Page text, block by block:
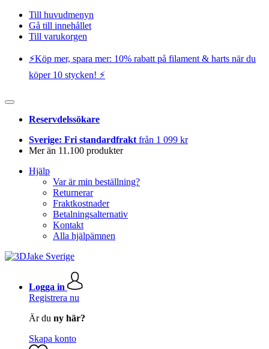
Till huvudmenyn
Gå till innehållet
Till varukorgen
⚡️Köp mer, spara mer: 10% rabatt på filament & harts när du
köper 10 stycken! ⚡️
Reservdelssökare
Sverige: Fri standardfrakt från 1 099 kr
Mer än 11.100 produkter
Hjälp
Var är min beställning?
Returnerar
Fraktkostnader
Betalningsalternativ
Kontakt
Alla hjälpämnen
Logga in
Registrera nu
Är du ny här?
Skapa konto